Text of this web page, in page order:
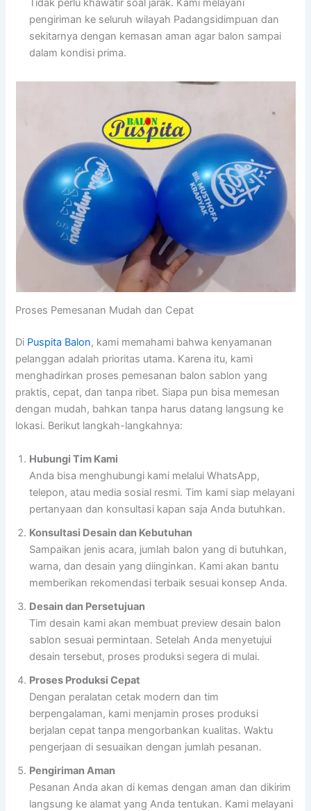
Tidak perlu khawatir soal jarak. Kami melayani
pengiriman ke seluruh wilayah Padangsidimpuan dan
sekitarnya dengan kemasan aman agar balon sampai
dalam kondisi prima.
Proses Pemesanan Mudah dan Cepat
Di Puspita Balon, kami memahami bahwa kenyamanan
pelanggan adalah prioritas utama. Karena itu, kami
menghadirkan proses pemesanan balon sablon yang
praktis, cepat, dan tanpa ribet. Siapa pun bisa memesan
dengan mudah, bahkan tanpa harus datang langsung ke
lokasi. Berikut langkah-langkahnya:
Hubungi Tim Kami
Anda bisa menghubungi kami melalui WhatsApp,
telepon, atau media sosial resmi. Tim kami siap melayani
pertanyaan dan konsultasi kapan saja Anda butuhkan.
Konsultasi Desain dan Kebutuhan
Sampaikan jenis acara, jumlah balon yang di butuhkan,
warna, dan desain yang diinginkan. Kami akan bantu
memberikan rekomendasi terbaik sesuai konsep Anda.
Desain dan Persetujuan
Tim desain kami akan membuat preview desain balon
sablon sesuai permintaan. Setelah Anda menyetujui
desain tersebut, proses produksi segera di mulai.
Proses Produksi Cepat
Dengan peralatan cetak modern dan tim
berpengalaman, kami menjamin proses produksi
berjalan cepat tanpa mengorbankan kualitas. Waktu
pengerjaan di sesuaikan dengan jumlah pesanan.
Pengiriman Aman
Pesanan Anda akan di kemas dengan aman dan dikirim
langsung ke alamat yang Anda tentukan. Kami melayani